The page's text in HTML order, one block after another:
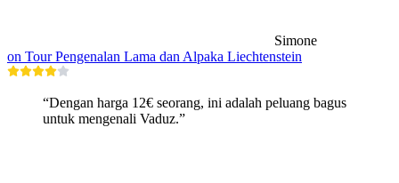
Simone
on Tour Pengenalan Lama dan Alpaka Liechtenstein
“Dengan harga 12€ seorang, ini adalah peluang bagus
untuk mengenali Vaduz.”